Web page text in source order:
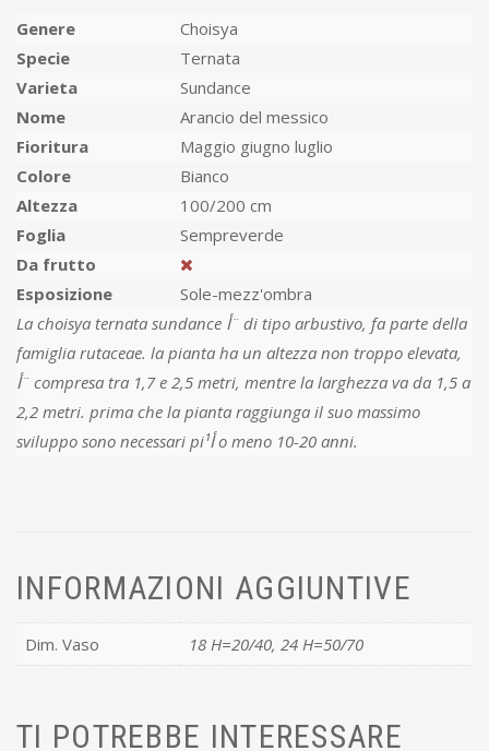
Genere
Choisya
Specie
Ternata
Varieta
Sundance
Nome
Arancio del messico
Fioritura
Maggio giugno luglio
Colore
Bianco
Altezza
100/200 cm
Foglia
Sempreverde
Da frutto
Esposizione
Sole-mezz'ombra
La choisya ternata sundance أ¨ di tipo arbustivo, fa parte della
famiglia rutaceae. la pianta ha un altezza non troppo elevata,
أ¨ compresa tra 1,7 e 2,5 metri, mentre la larghezza va da 1,5 a
2,2 metri. prima che la pianta raggiunga il suo massimo
sviluppo sono necessari piأ¹ o meno 10-20 anni.
INFORMAZIONI AGGIUNTIVE
Dim. Vaso 18 H=20/40, 24 H=50/70
TI POTREBBE INTERESSARE